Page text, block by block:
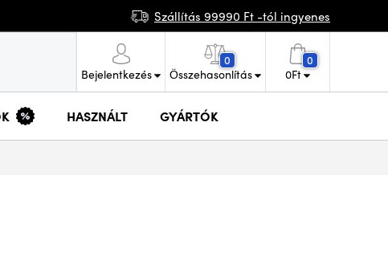
Szállítás 99990 Ft -tól ingyenes
Bejelentkezés
0
Összehasonlítás
0
0Ft
HASZNÁLT GYÁRTÓK